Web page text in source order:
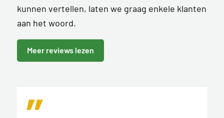
kunnen vertellen, laten we graag enkele klanten
aan het woord.
Meer reviews lezen